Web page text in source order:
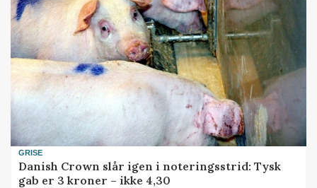
GRISE
Danish Crown slår igen i noteringsstrid: Tysk
gab er 3 kroner – ikke 4,30